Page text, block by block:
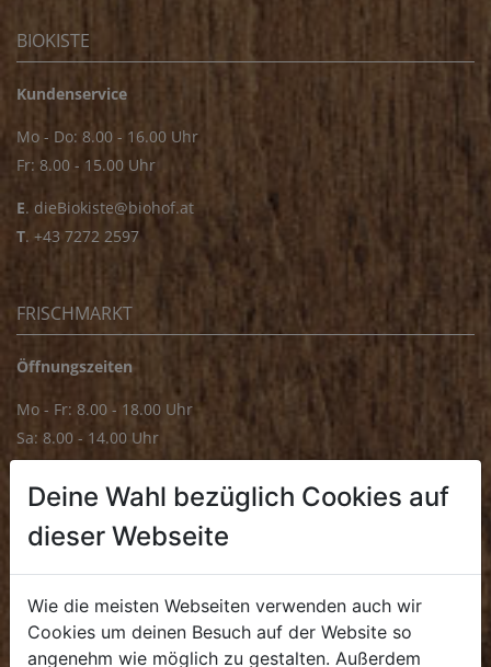
BIOKISTE
Kundenservice
Mo - Do: 8.00 - 16.00 Uhr
Fr: 8.00 - 15.00 Uhr
E. dieBiokiste@biohof.at
T. +43 7272 2597
FRISCHMARKT
Öffnungszeiten
Mo - Fr: 8.00 - 18.00 Uhr
Sa: 8.00 - 14.00 Uhr
Mo - Fr: 8.00 - 16.00 Uhr
. +43 7272 4859 70
Deine Wahl bezüglich Cookies auf
dieser Webseite
Wie die meisten Webseiten verwenden auch wir
Cookies um deinen Besuch auf der Website so
angenehm wie möglich zu gestalten. Außerdem